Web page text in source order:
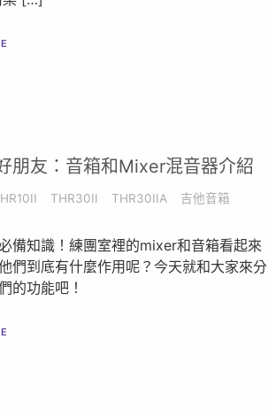
朋友：音箱和Mixer混音器介紹
THR30II THR30IIA
吉他音箱
備知識！練團室裡的mixer和音箱看起來
們到底有什麼作用呢？今天就和大家來分
的功能吧！